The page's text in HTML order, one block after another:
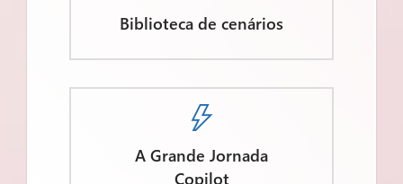
Biblioteca de cenários

A Grande Jornada
Copilot